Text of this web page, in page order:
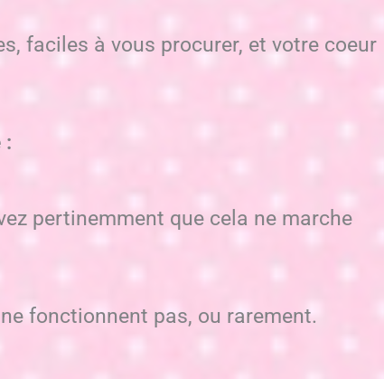
faciles à vous procurer, et votre coeur
:
pertinemment que cela ne marche
fonctionnent pas, ou rarement.